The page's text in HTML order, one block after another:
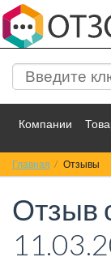
Компании
Спорт Фильмы
Красота
Главная Отзывы
Отзыв